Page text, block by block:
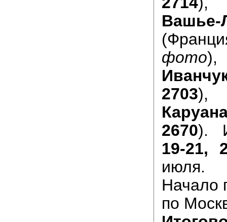
Вашье-
фото
2703
2670).
19-21,
июля.
Начало
по